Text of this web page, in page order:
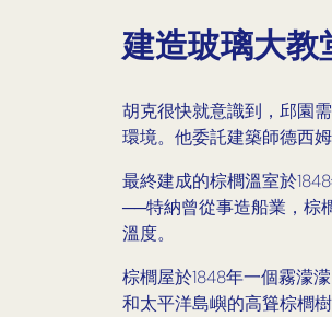
建造玻璃大教
胡克很快就意識到，邱園
環境。他委託建築師德西
最終建成的棕櫚溫室於
──特納曾從事造船業，棕
溫度。
棕櫚屋於1848年一個霧濛
和太平洋島嶼的高聳棕櫚樹